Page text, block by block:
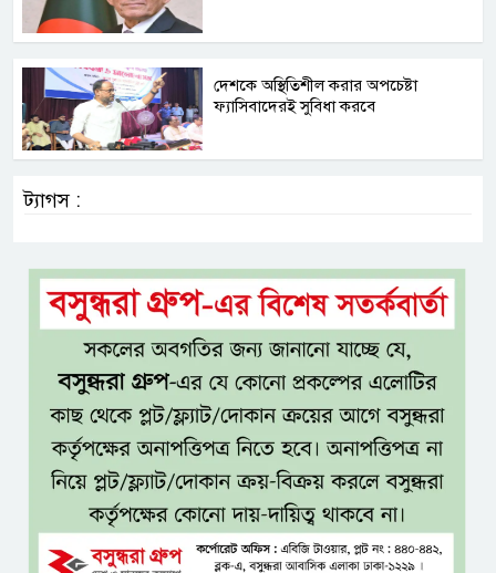
দেশকে অস্থিতিশীল করার অপচেষ্টা
ফ্যাসিবাদেরই সুবিধা করবে
ট্যাগস :